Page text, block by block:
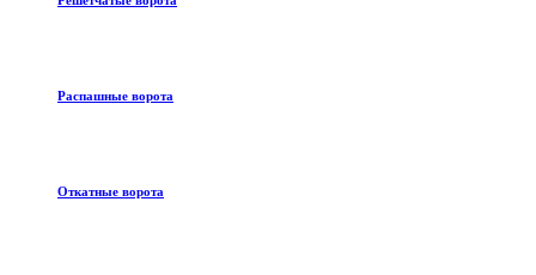
Распашные ворота
Откатные ворота